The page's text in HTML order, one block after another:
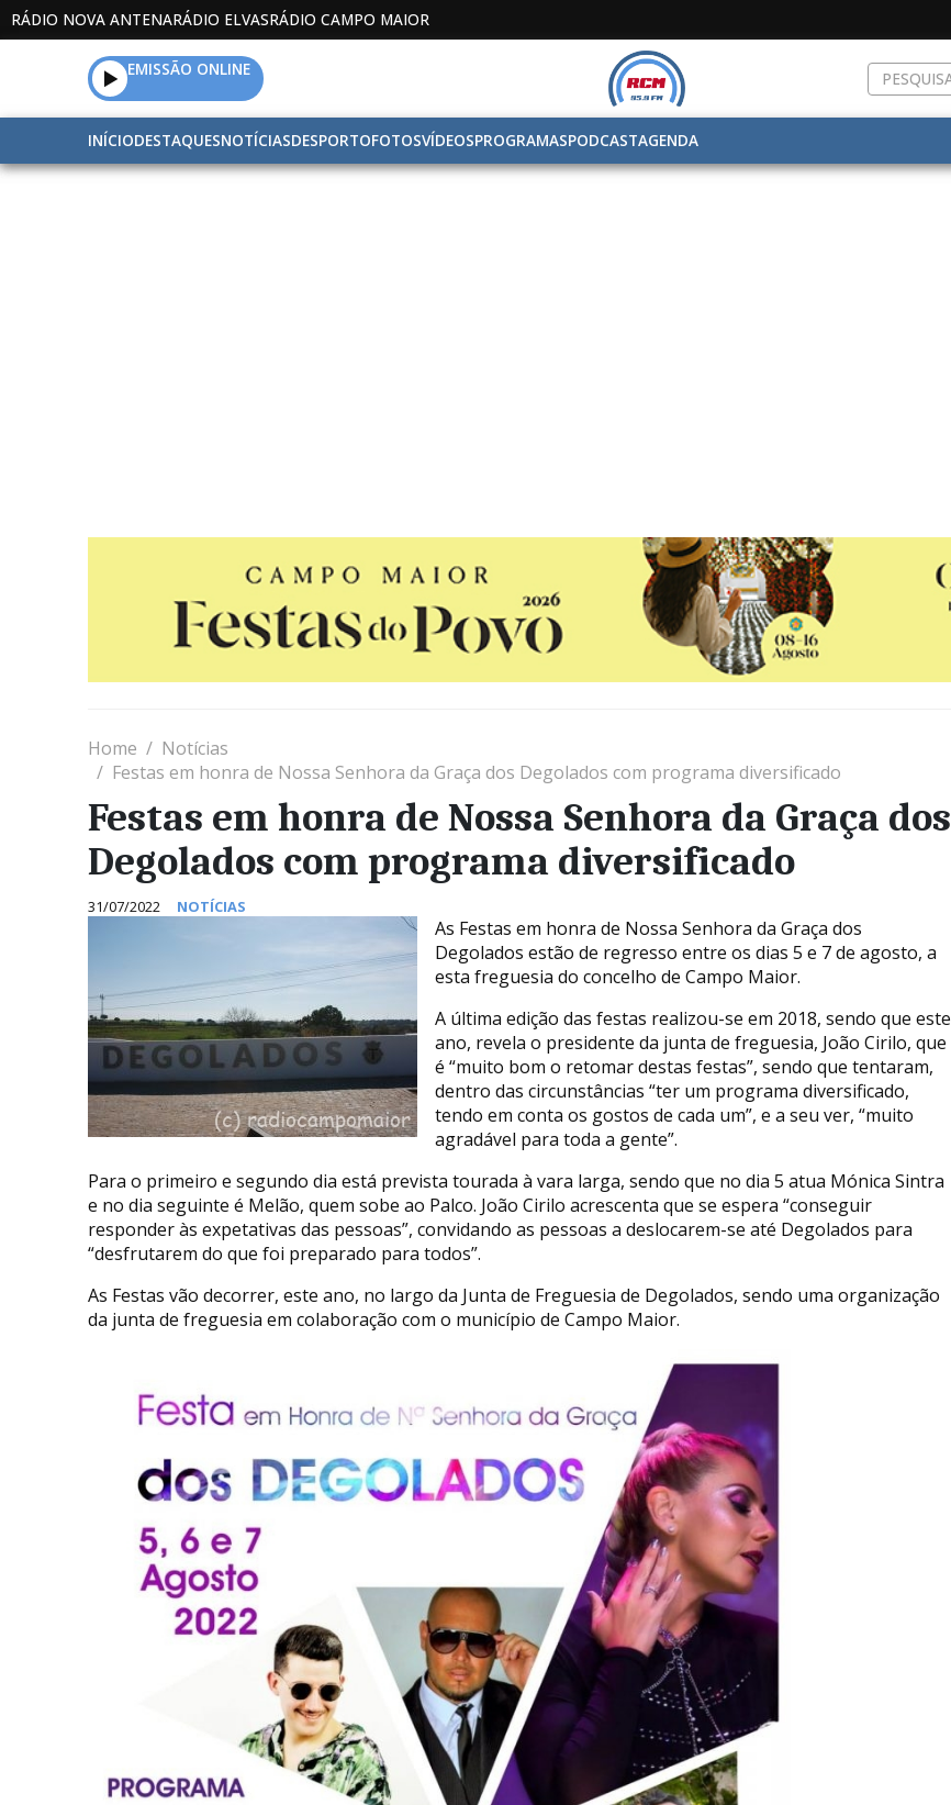
RÁDIO NOVA ANTENARÁDIO ELVASRÁDIO CAMPO MAIOR
EMISSÃO ONLINE
INÍCIODESTAQUESNOTÍCIASDESPORTOFOTOSVÍDEOSPROGRAMASPODCASTAGENDA
Home
Notícias
Festas em honra de Nossa Senhora da Graça dos Degolados com programa diversificado
Festas em honra de Nossa Senhora da Graça dos
Degolados com programa diversificado
31/07/2022 NOTÍCIAS
As Festas em honra de Nossa Senhora da Graça dos
Degolados estão de regresso entre os dias 5 e 7 de agosto, a
esta freguesia do concelho de Campo Maior.
A última edição das festas realizou-se em 2018, sendo que este
ano, revela o presidente da junta de freguesia, João Cirilo, que
é “muito bom o retomar destas festas”, sendo que tentaram,
dentro das circunstâncias “ter um programa diversificado,
tendo em conta os gostos de cada um”, e a seu ver, “muito
agradável para toda a gente”.
Para o primeiro e segundo dia está prevista tourada à vara larga, sendo que no dia 5 atua Mónica Sintra
e no dia seguinte é Melão, quem sobe ao Palco. João Cirilo acrescenta que se espera “conseguir
responder às expetativas das pessoas”, convidando as pessoas a deslocarem-se até Degolados para
“desfrutarem do que foi preparado para todos”.
As Festas vão decorrer, este ano, no largo da Junta de Freguesia de Degolados, sendo uma organização
da junta de freguesia em colaboração com o município de Campo Maior.